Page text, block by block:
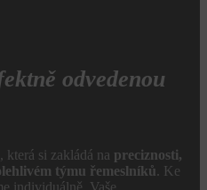
odvedenou
, která si zakládá na preciznosti,
týmu řemeslníků. Ke